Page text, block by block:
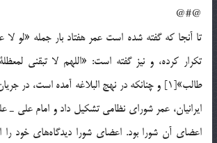
@#@
تا آنجا كه گفته شده است عمر هفتاد بار جمله «لو
تكرار كرده، و نيز گفته است: «اللهم لا تبقني
طالب»[1] و چنانكه در نهج البلاغه آمده است، در
ايرانيان، عمر شوراي نظامي تشكيل داد و امام علي ـ
اعضاي آن شورا بود. اعضاي شورا ديدگاه‌هاي خود را